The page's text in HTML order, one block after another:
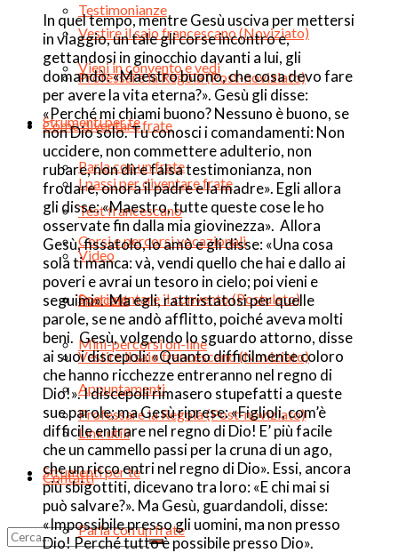
Vestire il saio francescano (Noviziato)
Professare la Regola (Post-noviziato)
Strumenti per te
Parla con un frate
Test francescano
Video
Podcast
Mini-percorsi on-line
Appuntamenti
Link utili
Contatti
Testimonianze
Vieni in convento e vedi
Come diventare frate
I passi per diventare frate
Corsi e percorsi vocazionali
Sperimentare il convento (Postulato)
Vestire il saio francescano (Noviziato)
Professare la Regola (Post-noviziato)
Strumenti per te
Parla con un frate
In quel tempo, mentre Gesù usciva per mettersi
in viaggio, un tale gli corse incontro e,
gettandosi in ginocchio davanti a lui, gli
domandò: «Maestro buono, che cosa devo fare
per avere la vita eterna?». Gesù gli disse:
«Perché mi chiami buono? Nessuno è buono, se
non Dio solo. Tu conosci i comandamenti: Non
uccidere, non commettere adulterio, non
rubare, non dire falsa testimonianza, non
frodare, onora il padre e la madre». Egli allora
gli disse: «Maestro, tutte queste cose le ho
osservate fin dalla mia giovinezza». Allora
Gesù, fissatolo, lo amò e gli disse: «Una cosa
sola ti manca: và, vendi quello che hai e dallo ai
poveri e avrai un tesoro in cielo; poi vieni e
seguimi». Ma egli, rattristatosi per quelle
parole, se ne andò afflitto, poiché aveva molti
beni. Gesù, volgendo lo sguardo attorno, disse
ai suoi discepoli: «Quanto difficilmente coloro
che hanno ricchezze entreranno nel regno di
Dio!». I discepoli rimasero stupefatti a queste
sue parole; ma Gesù riprese: «Figlioli, com’è
difficile entrare nel regno di Dio! E’ più facile
che un cammello passi per la cruna di un ago,
che un ricco entri nel regno di Dio». Essi, ancora
più sbigottiti, dicevano tra loro: «E chi mai si
può salvare?». Ma Gesù, guardandoli, disse:
«Impossibile presso gli uomini, ma non presso
Dio! Perché tutto è possibile presso Dio».